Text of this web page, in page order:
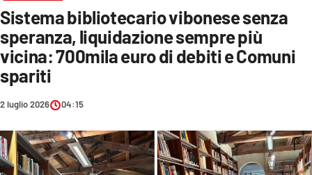
CRONACA
POLITICA
SANITÀ
AMBIENTE
SOCIETÀ
CULTURA
Sistema bibliotecario vibonese senza
speranza, liquidazione sempre più
vicina: 700mila euro di debiti e Comuni
spariti
2 luglio 2026 04:15